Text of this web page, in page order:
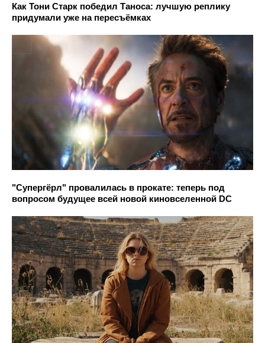
Как Тони Старк победил Таноса: лучшую реплику
придумали уже на пересъёмках
"Супергёрл" провалилась в прокате: теперь под
вопросом будущее всей новой киновселенной DC